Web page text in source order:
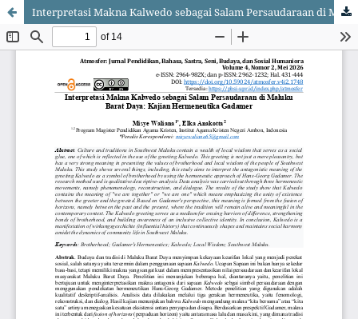
Interpretasi Makna Kalwedo sebagai Salam Persaudaraan di Maluku Barat Daya: Kajian Hermeneutika Gadamer